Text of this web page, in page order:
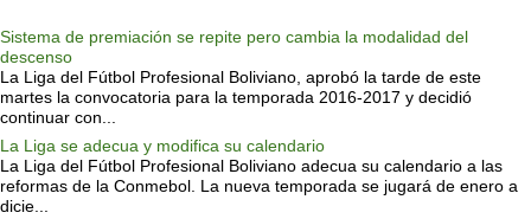
Sistema de premiación se repite pero cambia la modalidad del
descenso
La Liga del Fútbol Profesional Boliviano, aprobó la tarde de este
martes la convocatoria para la temporada 2016-2017 y decidió
continuar con...
La Liga se adecua y modifica su calendario
La Liga del Fútbol Profesional Boliviano adecua su calendario a las
reformas de la Conmebol. La nueva temporada se jugará de enero a
dicie...